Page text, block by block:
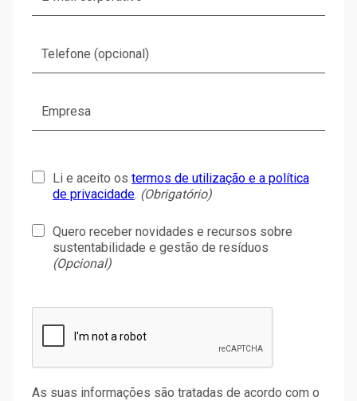
Li e aceito os termos de utilização e a política
de privacidade. (Obrigatório)
Quero receber novidades e recursos sobre
sustentabilidade e gestão de resíduos
(Opcional)
As suas informações são tratadas de acordo com o